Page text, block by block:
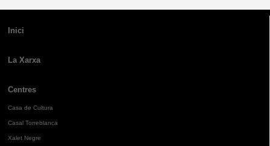
Inici
La Xarxa
Centres
Casa de Cultura
Casal Torreblanca
Xalet Negre